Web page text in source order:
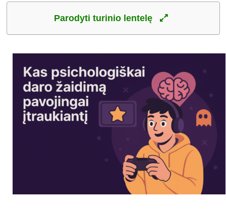
Parodyti turinio lentelę